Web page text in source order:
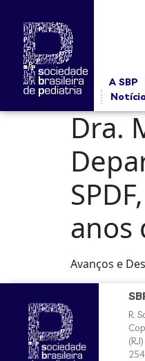
A SBP
Dra.
anos
Avanços e
R.